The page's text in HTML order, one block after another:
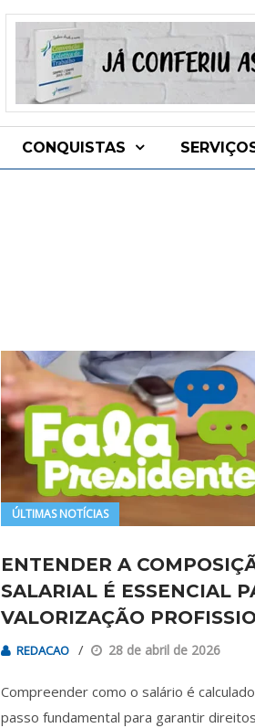
CONQUISTAS
ÚLTIMAS NOTÍCIAS
ENTENDER A
SALARIAL É ESSENCIAL
VALORIZAÇÃO
REDACAO 28 de abril de 2026
Compreender como o salário é
passo fundamental para garantir